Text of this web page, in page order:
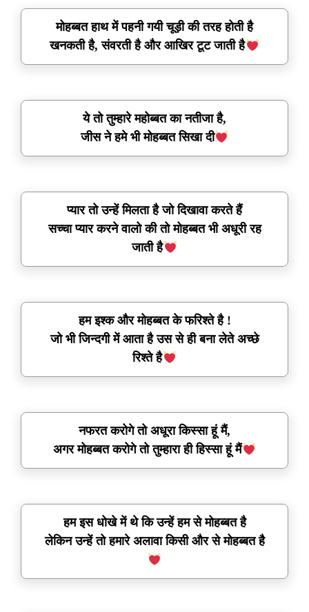
मोहब्बत हाथ में पहनी गयी चूड़ी की तरह होती है
खनकती है, संवरती है और आखिर टूट जाती है
ये तो तुम्हारे महोब्बत का नतीजा है,
जीस ने हमे भी मोहब्बत सिखा दी
प्यार तो उन्हें मिलता है जो दिखावा करते हैं
सच्चा प्यार करने वालो की तो मोहब्बत भी अधूरी रह
जाती है
हम इश्क और मोहब्बत के फरिश्ते है !
जो भी जिन्दगी में आता है उस से ही बना लेते अच्छे
रिश्ते है
नफरत करोगे तो अधूरा किस्सा हूं मैं,
अगर मोहब्बत करोगे तो तुम्हारा ही हिस्सा हूं मैं
हम इस धोखे में थे कि उन्हें हम से मोहब्बत है
लेकिन उन्हें तो हमारे अलावा किसी और से मोहब्बत है